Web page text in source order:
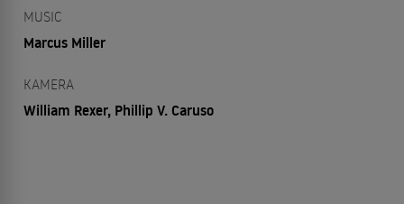
MUSIC
Marcus Miller
KAMERA
William Rexer, Phillip V. Caruso